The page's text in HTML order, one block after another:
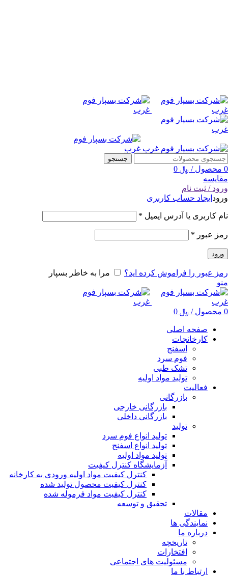
جستجو
0 محصول / ﷼
مقایسه
ورود / ثبت نام
ورود ایجاد حساب کاربری
نام کاربری یا آدرس ایمیل *
رمز عبور *
ورود
رمز عبور را فراموش کرده اید؟
مرا به خاطر بسپار
منو
0 محصول / ﷼
صفحه اصلی
کارخانجات
اسفنج
فوم سرد
تشک طبی
تولید مواد اولیه
فعالیت
بازرگانی
بازرگانی خارجی
بازرگانی داخلی
تولید
تولید انواع فوم سرد
تولید انواع اسفنج
تولید مواد اولیه
آزمایشگاه کنترل کیفیت
کنترل کیفیت مواد اولیه ورودی به کارخانه
کنترل کیفیت محصول تولید شده
کنترل کیفیت مواد فرموله شده
تحقیق و توسعه
مقالات
نمایندگی ها
درباره ما
تاریخچه
افتخارات
مسئولیت های اجتماعی
ارتباط با ما